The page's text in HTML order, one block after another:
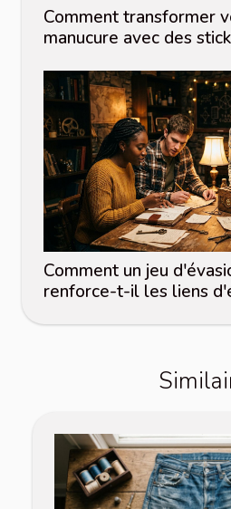
Comment transformer
manucure avec des
Comment un jeu
renforce-t-il les liens